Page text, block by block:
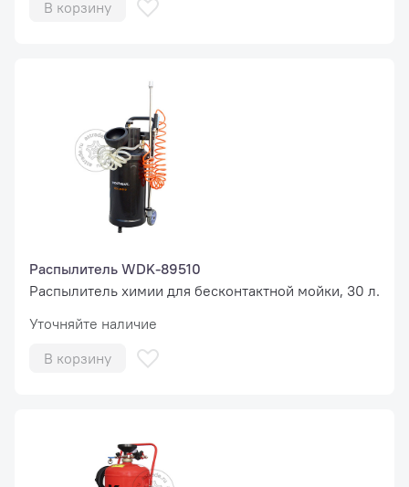
В корзину
Распылитель WDK-89510
Распылитель химии для бесконтактной мойки, 30 л.
Уточняйте наличие
В корзину